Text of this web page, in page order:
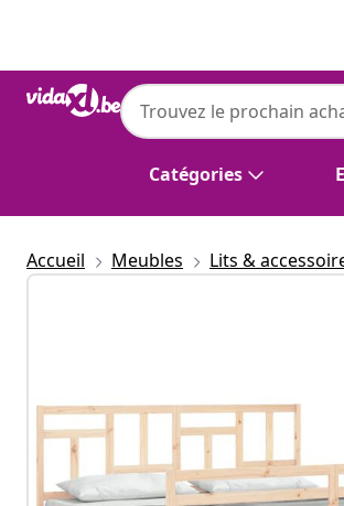
Catégories
Accueil Meubles Lits &